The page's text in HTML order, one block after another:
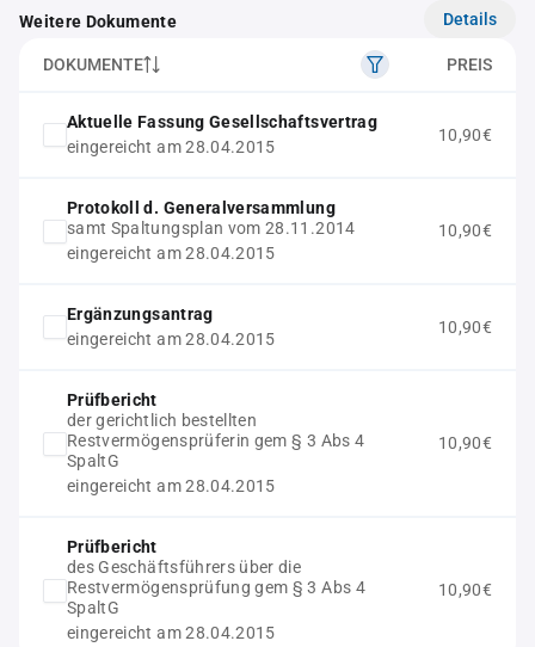
Weitere Dokumente Details
DOKUMENTE PREIS
Aktuelle Fassung Gesellschaftsvertrag
eingereicht am 28.04.2015
10,90€
Protokoll d. Generalversammlung
samt Spaltungsplan vom 28.11.2014
eingereicht am 28.04.2015
10,90€
Ergänzungsantrag
eingereicht am 28.04.2015
10,90€
Prüfbericht
der gerichtlich bestellten
Restvermögensprüferin gem § 3 Abs 4
SpaltG
eingereicht am 28.04.2015
10,90€
Prüfbericht
des Geschäftsführers über die
Restvermögensprüfung gem § 3 Abs 4
SpaltG
eingereicht am 28.04.2015
10,90€